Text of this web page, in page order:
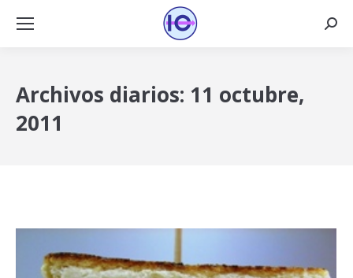
Archivos diarios: 11 octubre,
2011